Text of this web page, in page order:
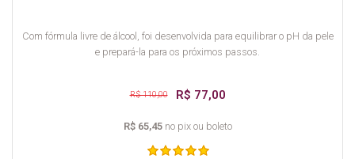
Com fórmula livre de álcool, foi desenvolvida para equilibrar o pH da pele
e prepará-la para os próximos passos.
R$ 77,00
R$ 110,00
R$ 65,45no pix ou boleto